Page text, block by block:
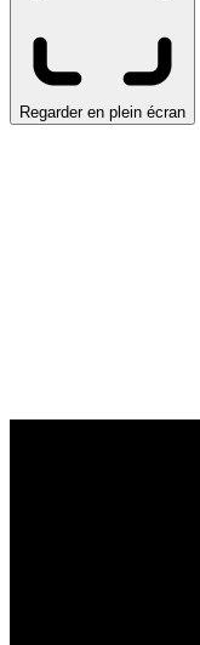
Regarder en plein écran